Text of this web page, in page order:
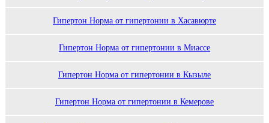
Гипертон Норма от гипертонии в Хасавюрте
Гипертон Норма от гипертонии в Миассе
Гипертон Норма от гипертонии в Кызыле
Гипертон Норма от гипертонии в Кемерове